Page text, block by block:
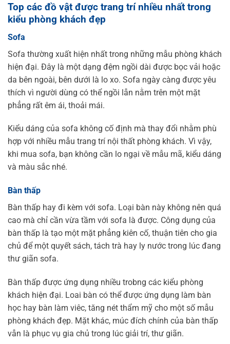
Top các đồ vật được trang trí nhiều nhất trong
kiểu phòng khách đẹp
Sofa
Sofa thường xuất hiện nhất trong những mẫu phòng khách
hiện đại. Đây là một dạng đệm ngồi dài được bọc vải hoặc
da bên ngoài, bên dưới là lo xo. Sofa ngày càng được yêu
thích vì người dùng có thể ngồi lẫn nằm trên một mặt
phẳng rất êm ái, thoải mái.
Kiểu dáng của sofa không cố định mà thay đổi nhằm phù
hợp với nhiều mẫu trang trí nội thất phòng khách. Vì vậy,
khi mua sofa, bạn không cần lo ngại về mẫu mã, kiểu dáng
và màu sắc nhé.
Bàn thấp
Bàn thấp hay đi kèm với sofa. Loại bàn này không nên quá
cao mà chỉ cần vừa tầm với sofa là được. Công dụng của
bàn thấp là tạo một mặt phẳng kiên cố, thuận tiên cho gia
chủ để một quyết sách, tách trà hay ly nước trong lúc đang
thư giãn sofa.
Bàn thấp được ứng dụng nhiều trobng các kiểu phòng
khách hiện đại. Loai bàn có thể được ứng dụng làm bàn
học hay bàn làm viêc, tăng nét thẩm mỹ cho một số mẫu
phòng khách đẹp. Mặt khác, múc đích chính của bàn thấp
vẫn là phục vụ gia chủ trong lúc giải trí, thư giãn.